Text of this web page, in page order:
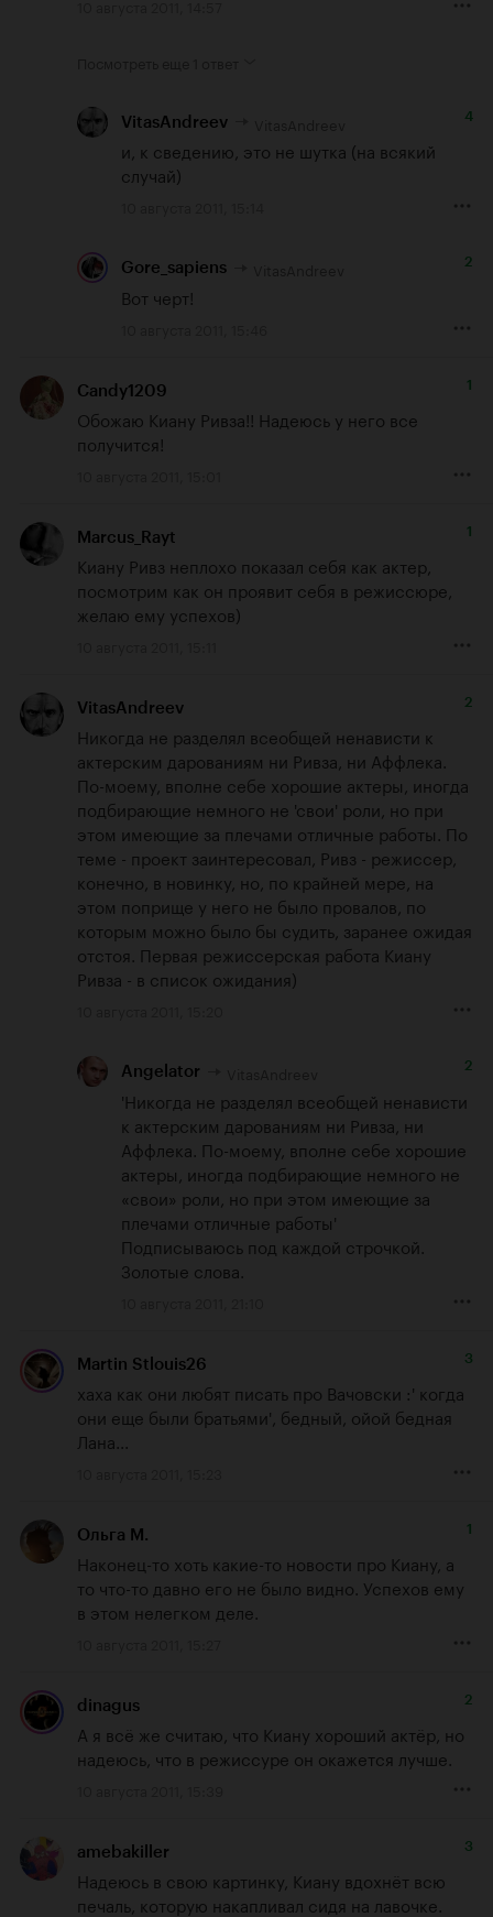
VitasAndreev 4
и, к сведению, это не шутка (на всякий
случай)
Gore_sapiens 2
Вот черт!
Candy1209 1
Обожаю Киану Ривза!! Надеюсь у него все
получится!
Marcus_Rayt 1
Киану Ривз неплохо показал себя как актер,
посмотрим как он проявит себя в режиссюре,
желаю ему успехов)
VitasAndreev 2
Никогда не разделял всеобщей ненависти к
актерским дарованиям ни Ривза, ни Аффлека.
По-моему, вполне себе хорошие актеры, иногда
подбирающие немного не 'свои' роли, но при
этом имеющие за плечами отличные работы. По
теме - проект заинтересовал, Ривз - режиссер,
конечно, в новинку, но, по крайней мере, на
этом поприще у него не было провалов, по
которым можно было бы судить, заранее ожидая
отстоя. Первая режиссерская работа Киану
Ривза - в список ожидания)
Angelator 2
'Никогда не разделял всеобщей ненависти
к актерским дарованиям ни Ривза, ни
Аффлека. По-моему, вполне себе хорошие
актеры, иногда подбирающие немного не
«свои» роли, но при этом имеющие за
плечами отличные работы'
Подписываюсь под каждой строчкой.
Золотые слова.
Martin Stlouis26 3
хаха как они любят писать про Вачовски :' когда
они еще были братьями', бедный, ойой бедная
Лана...
Ольга М. 1
Наконец-то хоть какие-то новости про Киану, а
то что-то давно его не было видно. Успехов ему
в этом нелегком деле.
dinagus 2
А я всё же считаю, что Киану хороший актёр, но
надеюсь, что в режиссуре он окажется лучше.
amebakiller 3
Надеюсь в свою картинку, Киану вдохнёт всю
печаль, которую накапливал сидя на лавочке.